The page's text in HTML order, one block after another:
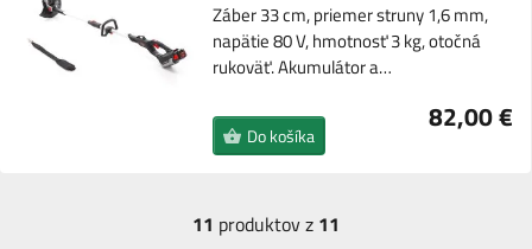
Záber 33 cm, priemer struny 1,6 mm,
napätie 80 V, hmotnosť 3 kg, otočná
rukoväť. Akumulátor a…
82,00 €
Do košíka
11 produktov z 11